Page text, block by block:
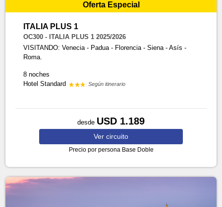
Oferta Especial
ITALIA PLUS 1
OC300 - ITALIA PLUS 1 2025/2026
VISITANDO: Venecia - Padua - Florencia - Siena - Asís -
Roma.
8 noches
Hotel Standard
Según itinerario
desde USD 1.189
Ver circuito
Precio por persona Base Doble